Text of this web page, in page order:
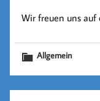
Wir freuen uns auf
Allgemein